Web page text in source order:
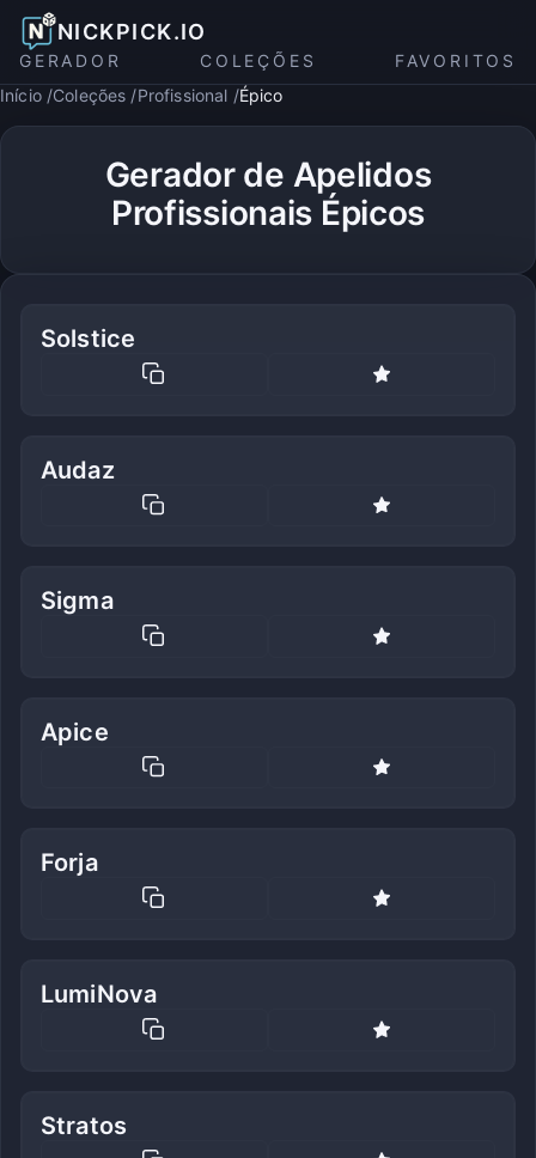
NICKPICK.IO
GERADOR COLEÇÕES
FAVORITOS
Início Coleções Profissional Épico
Gerador de Apelidos
Profissionais Épicos
Solstice
Audaz
Sigma
Apice
Forja
LumiNova
Stratos